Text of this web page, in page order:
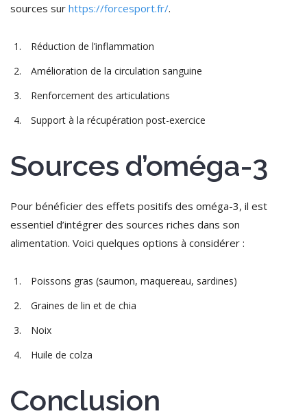
sources sur https://forcesport.fr/.
Réduction de l’inflammation
Amélioration de la circulation sanguine
Renforcement des articulations
Support à la récupération post-exercice
Sources d’oméga-3
Pour bénéficier des effets positifs des oméga-3, il est
essentiel d’intégrer des sources riches dans son
alimentation. Voici quelques options à considérer :
Poissons gras (saumon, maquereau, sardines)
Graines de lin et de chia
Noix
Huile de colza
Conclusion